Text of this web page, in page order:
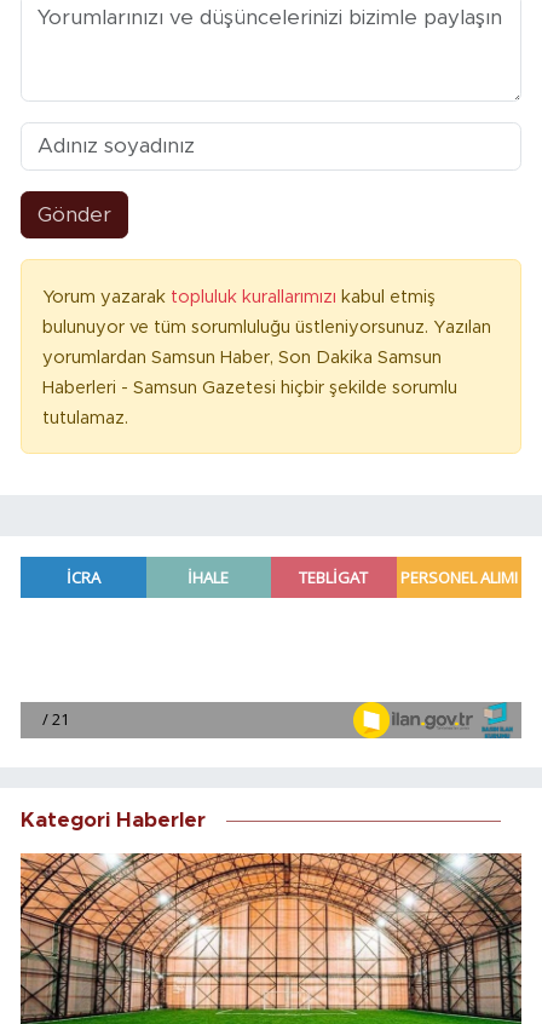
Gönder
Yorum yazarak topluluk kurallarımızı kabul etmiş
bulunuyor ve tüm sorumluluğu üstleniyorsunuz. Yazılan
yorumlardan Samsun Haber, Son Dakika Samsun
Haberleri - Samsun Gazetesi hiçbir şekilde sorumlu
tutulamaz.
Kategori Haberler